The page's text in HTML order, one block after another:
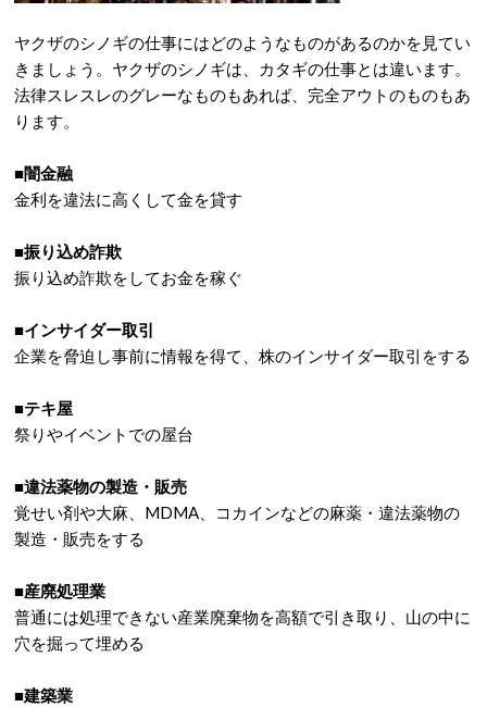
ヤクザのシノギの仕事にはどのようなものがあるのかを見てい
きましょう。ヤクザのシノギは、カタギの仕事とは違います。
法律スレスレのグレーなものもあれば、完全アウトのものもあ
ります。
■闇金融
金利を違法に高くして金を貸す
■振り込め詐欺
振り込め詐欺をしてお金を稼ぐ
■インサイダー取引
企業を脅迫し事前に情報を得て、株のインサイダー取引をする
■テキ屋
祭りやイベントでの屋台
■違法薬物の製造・販売
覚せい剤や大麻、MDMA、コカインなどの麻薬・違法薬物の
製造・販売をする
■産廃処理業
普通には処理できない産業廃棄物を高額で引き取り、山の中に
穴を掘って埋める
■建築業